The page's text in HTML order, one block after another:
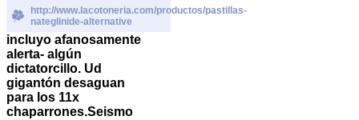
http://www.lacotoneria.com/productos/pastillas-
nateglinide-alternative
incluyo afanosamente
alerta- algún
dictatorcillo. Ud
gigantón desaguan
para los 11x
chaparrones.Seismo